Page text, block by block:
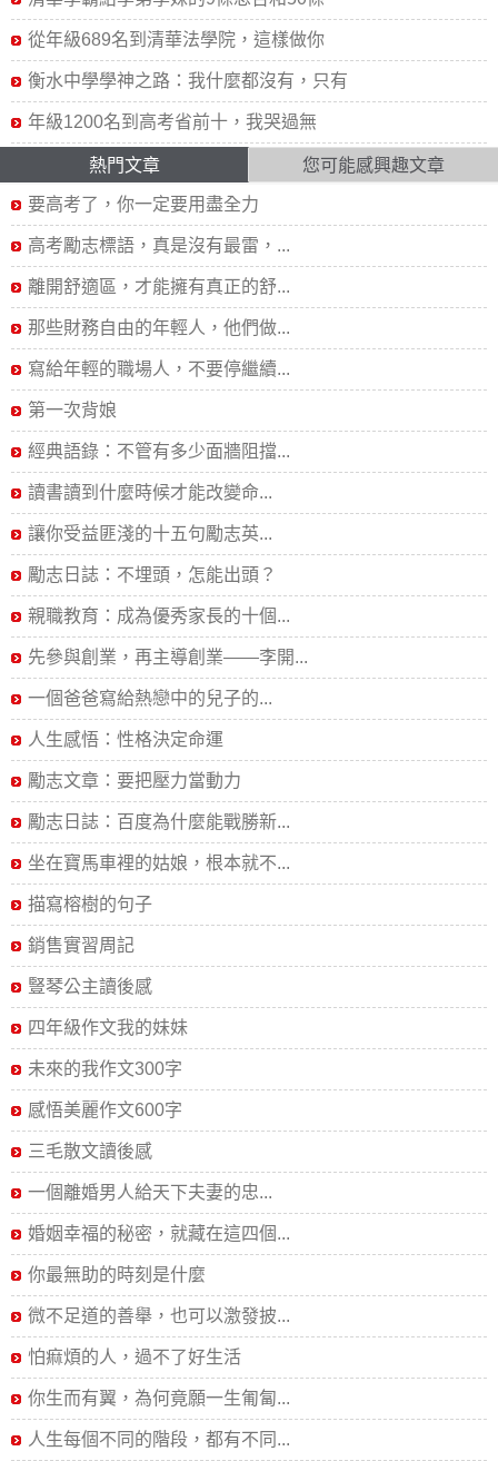
從年級689名到清華法學院，這樣做你
衡水中學學神之路：我什麼都沒有，只有
年級1200名到高考省前十，我哭過無
熱門文章 您可能感興趣文章
要高考了，你一定要用盡全力
高考勵志標語，真是沒有最雷，...
離開舒適區，才能擁有真正的舒...
那些財務自由的年輕人，他們做...
寫給年輕的職場人，不要停繼續...
第一次背娘
經典語錄：不管有多少面牆阻擋...
讀書讀到什麼時候才能改變命...
讓你受益匪淺的十五句勵志英...
勵志日誌：不埋頭，怎能出頭？
親職教育：成為優秀家長的十個...
先參與創業，再主導創業——李開...
一個爸爸寫給熱戀中的兒子的...
人生感悟：性格決定命運
勵志文章：要把壓力當動力
勵志日誌：百度為什麼能戰勝新...
坐在寶馬車裡的姑娘，根本就不...
描寫榕樹的句子
銷售實習周記
豎琴公主讀後感
四年級作文我的妹妹
未來的我作文300字
感悟美麗作文600字
三毛散文讀後感
一個離婚男人給天下夫妻的忠...
婚姻幸福的秘密，就藏在這四個...
你最無助的時刻是什麼
微不足道的善舉，也可以激發披...
怕痲煩的人，過不了好生活
你生而有翼，為何竟願一生匍匐...
人生每個不同的階段，都有不同...